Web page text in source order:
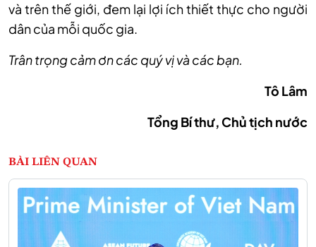
và trên thế giới, đem lại lợi ích thiết thực cho người
dân của mỗi quốc gia.
Trân trọng cảm ơn các quý vị và các bạn.
Tô Lâm
Tổng Bí thư, Chủ tịch nước
BÀI LIÊN QUAN